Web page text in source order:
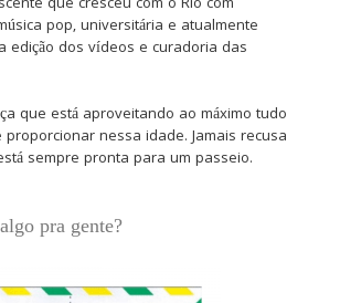
pop, universitária e atualmente
edição dos vídeos e curadoria das
que está aproveitando ao máximo tudo
nessa idade. Jamais recusa
sempre pronta para um passeio.
pra gente?